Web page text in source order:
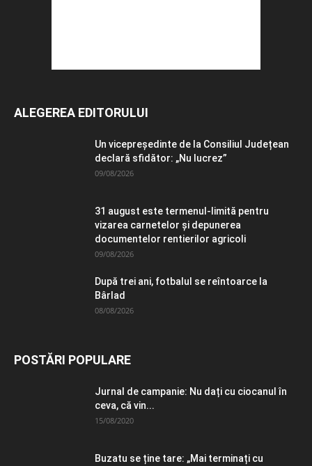
ALEGEREA EDITORULUI
Un vicepreședinte de la Consiliul Județean
declară sfidător: „Nu lucrez”
09/08/2026
31 august este termenul-limită pentru
vizarea carnetelor și depunerea
documentelor rentierilor agricoli
09/08/2026
După trei ani, fotbalul se reîntoarce la
Bârlad
08/08/2026
POSTĂRI POPULARE
Jurnal de campanie: Nu dați cu ciocanul în
ceva, că vin...
15/08/2020
Buzatu se ține tare: „Mai terminați cu